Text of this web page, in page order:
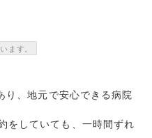
ます。
、地元で安心できる病院
をしていても、一時間ずれ